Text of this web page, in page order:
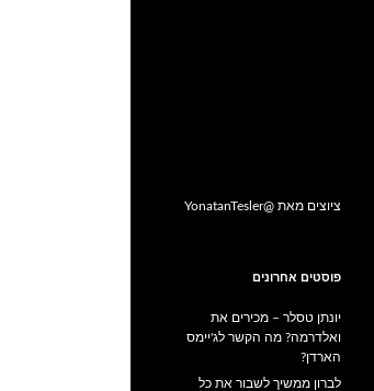
ציוצים מאת @YonatanTesler
פוסטים אחרונים
יונתן טסלר – מכירים את
ואלדרמה? מה הקשר לג'יימס
הארדן?
לברון ממשיך לשבור את כל